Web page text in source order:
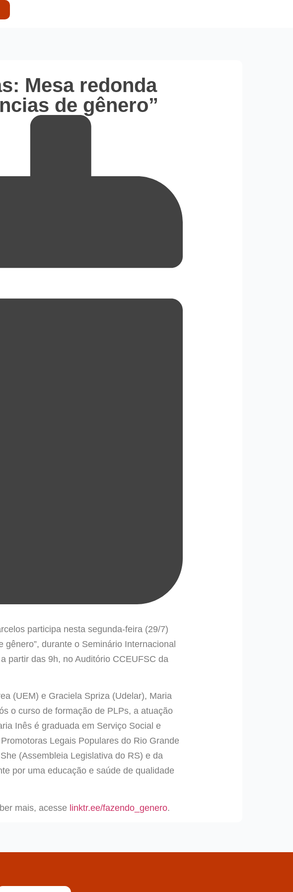
Mesa redonda
de gênero”
participa nesta segunda-feira (29/7)
durante o Seminário Internacional
partir das 9h, no Auditório CCEUFSC da
(UEM) e Graciela Spriza (Udelar), Maria
o curso de formação de PLPs, a atuação
Inês é graduada em Serviço Social e
Legais Populares do Rio Grande
(Assembleia Legislativa do RS) e da
por uma educação e saúde de qualidade
mais, acesse linktr.ee/fazendo_genero.